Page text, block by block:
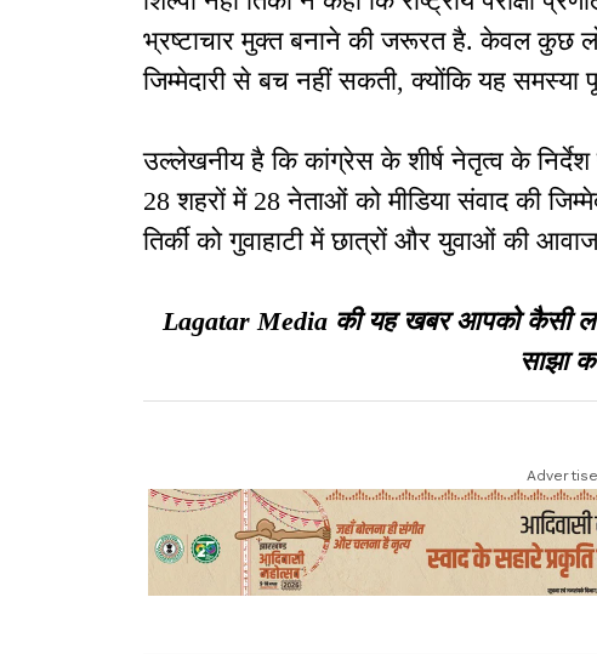
भ्रष्टाचार मुक्त बनाने की जरूरत है. केवल कुछ
जिम्मेदारी से बच नहीं सकती, क्योंकि यह समस्या
उल्लेखनीय है कि कांग्रेस के शीर्ष नेतृत्व के
28 शहरों में 28 नेताओं को मीडिया संवाद की
तिर्की को गुवाहाटी में छात्रों और युवाओं की
Lagatar Media की यह खबर आपको कैसी
साझा